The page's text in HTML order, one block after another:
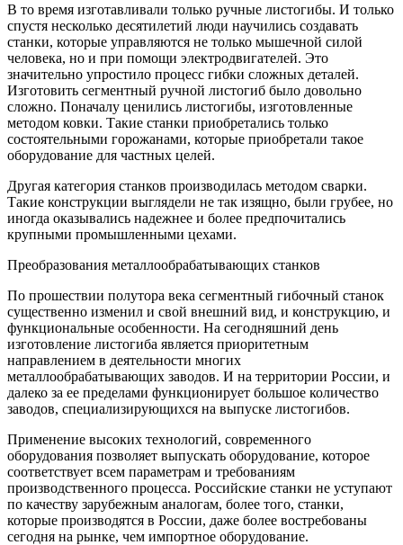
В то время изготавливали только ручные листогибы. И только
спустя несколько десятилетий люди научились создавать
станки, которые управляются не только мышечной силой
человека, но и при помощи электродвигателей. Это
значительно упростило процесс гибки сложных деталей.
Изготовить сегментный ручной листогиб было довольно
сложно. Поначалу ценились листогибы, изготовленные
методом ковки. Такие станки приобретались только
состоятельными горожанами, которые приобретали такое
оборудование для частных целей.
Другая категория станков производилась методом сварки.
Такие конструкции выглядели не так изящно, были грубее, но
иногда оказывались надежнее и более предпочитались
крупными промышленными цехами.
Преобразования металлообрабатывающих станков
По прошествии полутора века сегментный гибочный станок
существенно изменил и свой внешний вид, и конструкцию, и
функциональные особенности. На сегодняшний день
изготовление листогиба является приоритетным
направлением в деятельности многих
металлообрабатывающих заводов. И на территории России, и
далеко за ее пределами функционирует большое количество
заводов, специализирующихся на выпуске листогибов.
Применение высоких технологий, современного
оборудования позволяет выпускать оборудование, которое
соответствует всем параметрам и требованиям
производственного процесса. Российские станки не уступают
по качеству зарубежным аналогам, более того, станки,
которые производятся в России, даже более востребованы
сегодня на рынке, чем импортное оборудование.